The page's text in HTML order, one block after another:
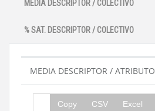
MEDIA DESCRIPTOR / COLECTIVO
% SAT. DESCRIPTOR / COLECTIVO
MEDIA DESCRIPTOR / ATRIBUTO
Copy CSV Excel